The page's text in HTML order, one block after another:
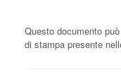
Questo documento
di stampa presente